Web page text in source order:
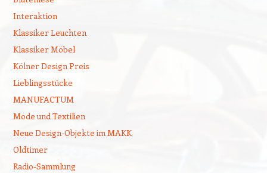
Interaktion
Klassiker Leuchten
Klassiker Möbel
Kölner Design Preis
Lieblingsstücke
MANUFACTUM
Mode und Textilien
Neue Design-Objekte im MAKK
Oldtimer
Radio-Sammlung